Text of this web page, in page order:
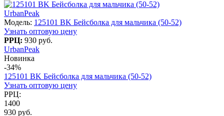
UrbanPeak
Модель: 125101 BK Бейсболка для мальчика (50-52)
Узнать оптовую цену
РРЦ: 930 руб.
UrbanPeak
Новинка
-34%
125101 BK Бейсболка для мальчика (50-52)
Узнать оптовую цену
РРЦ:
1400
930 руб.